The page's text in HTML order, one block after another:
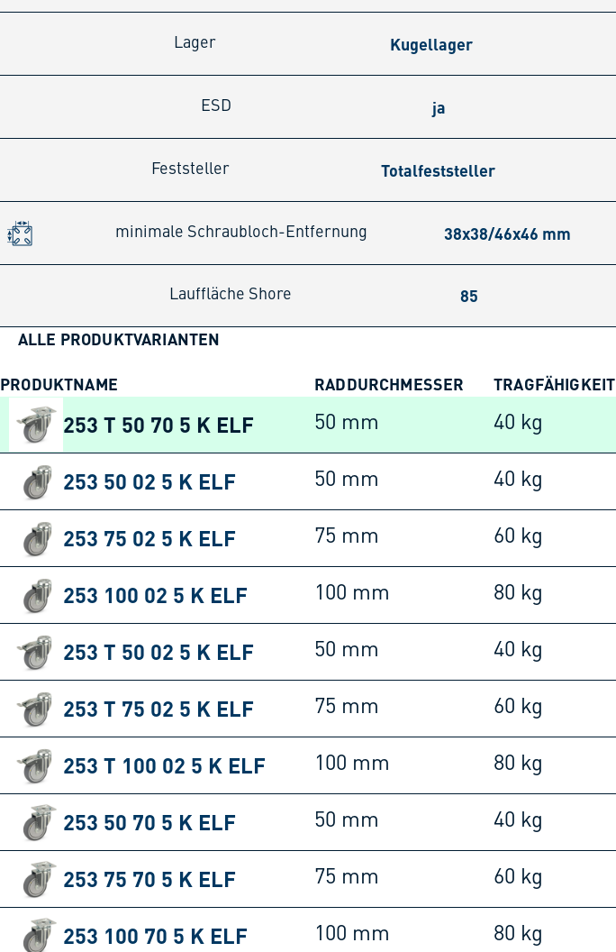
Lager Kugellager
ESD ja
Feststeller Totalfeststeller
minimale Schraubloch-Entfernung 38x38/46x46 mm
Lauffläche Shore 85
ALLE PRODUKTVARIANTEN
PRODUKTNAME RADDURCHMESSER TRAGFÄHIGKEIT
253 T 50 70 5 K ELF 50 mm 40 kg
253 50 02 5 K ELF 50 mm 40 kg
253 75 02 5 K ELF 75 mm 60 kg
253 100 02 5 K ELF 100 mm 80 kg
253 T 50 02 5 K ELF 50 mm 40 kg
253 T 75 02 5 K ELF 75 mm 60 kg
253 T 100 02 5 K ELF 100 mm 80 kg
253 50 70 5 K ELF 50 mm 40 kg
253 75 70 5 K ELF 75 mm 60 kg
253 100 70 5 K ELF 100 mm 80 kg